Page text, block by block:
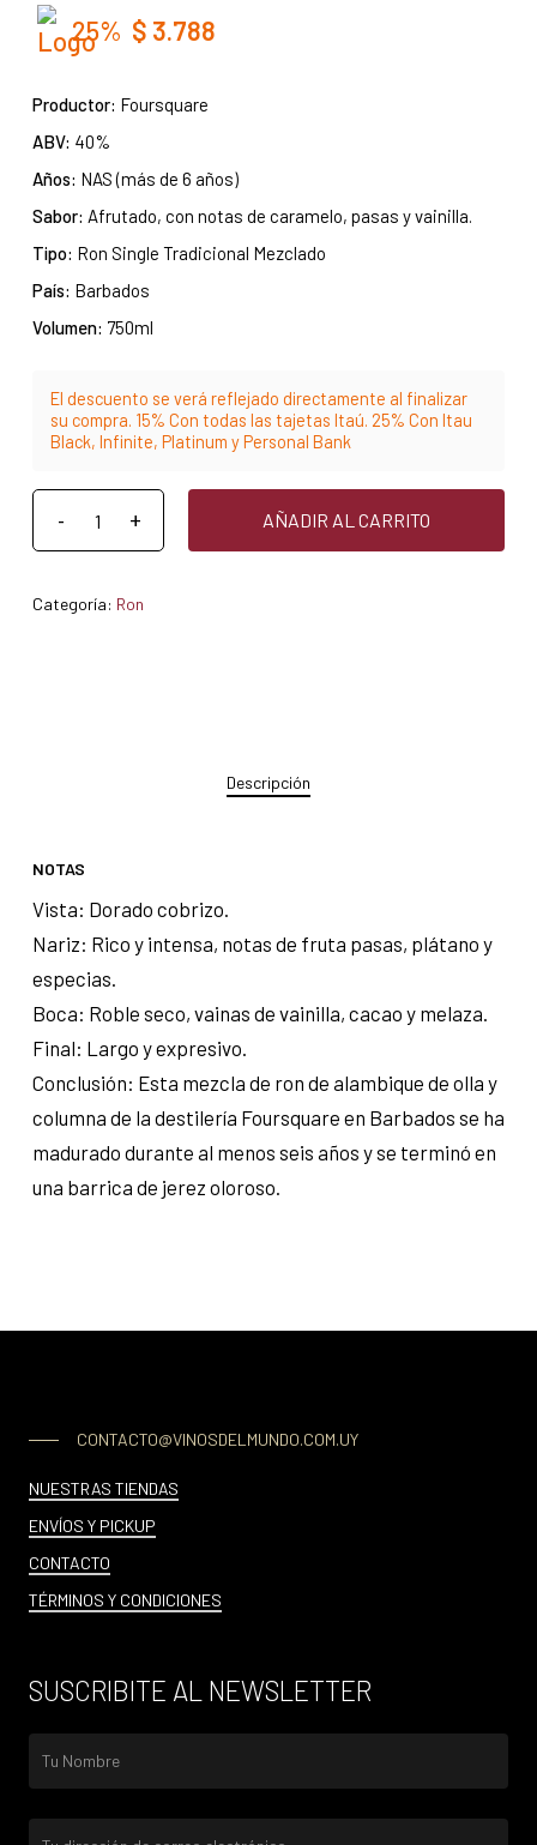
25% $ 3.788
Productor: Foursquare
ABV: 40%
Años: NAS (más de 6 años)
Sabor: Afrutado, con notas de caramelo, pasas y vainilla.
Tipo: Ron Single Tradicional Mezclado
País: Barbados
Volumen: 750ml
El descuento se verá reflejado directamente al finalizar
su compra. 15% Con todas las tajetas Itaú. 25% Con Itau
Black, Infinite, Platinum y Personal Bank
AÑADIR AL CARRITO
Categoría: Ron
Descripción
NOTAS
Vista: Dorado cobrizo.
Nariz: Rico y intensa, notas de fruta pasas, plátano y
especias.
Boca: Roble seco, vainas de vainilla, cacao y melaza.
Final: Largo y expresivo.
Conclusión: Esta mezcla de ron de alambique de olla y
columna de la destilería Foursquare en Barbados se ha
madurado durante al menos seis años y se terminó en
una barrica de jerez oloroso.
CONTACTO@VINOSDELMUNDO.COM.UY
NUESTRAS TIENDAS
ENVÍOS Y PICKUP
CONTACTO
TÉRMINOS Y CONDICIONES
SUSCRIBITE AL NEWSLETTER